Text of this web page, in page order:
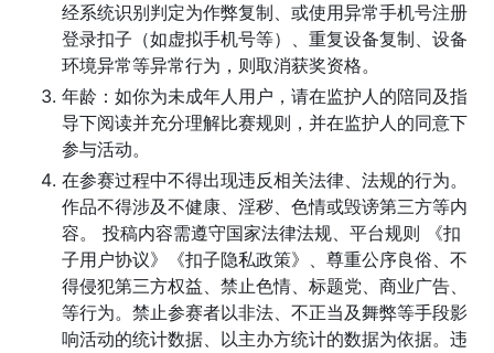
经系统识别判定为作弊复制、或使用异常手机号注册
登录扣子（如虚拟手机号等）、重复设备复制、设备
环境异常等异常行为，则取消获奖资格。
年龄：如你为未成年人用户，请在监护人的陪同及指
导下阅读并充分理解比赛规则，并在监护人的同意下
参与活动。
在参赛过程中不得出现违反相关法律、法规的行为。
作品不得涉及不健康、淫秽、色情或毁谤第三方等内
容。 投稿内容需遵守国家法律法规、平台规则 《扣
子用户协议》《扣子隐私政策》、尊重公序良俗、不
得侵犯第三方权益、禁止色情、标题党、商业广告、
等行为。禁止参赛者以非法、不正当及舞弊等手段影
响活动的统计数据、以主办方统计的数据为依据。违